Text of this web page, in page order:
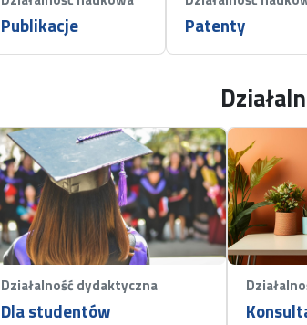
Publikacje Patenty
Działalność dydaktyczna
Dla studentów